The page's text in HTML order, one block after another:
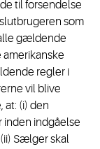
til forsendelse
som
gældende
regler i
vil blive
(i) den
inden indgåelse
Sælger skal